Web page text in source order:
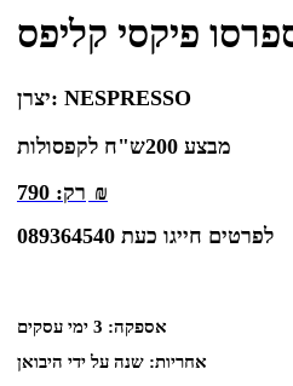
פיקסי קליפס
יצרן: NESPRESSO
מבצע 200ש"ח לקפסולות
רק: 790
₪
לפרטים חייגו כעת 089364540
אספקה: 3 ימי עסקים
אחריות: שנה על ידי היבואן